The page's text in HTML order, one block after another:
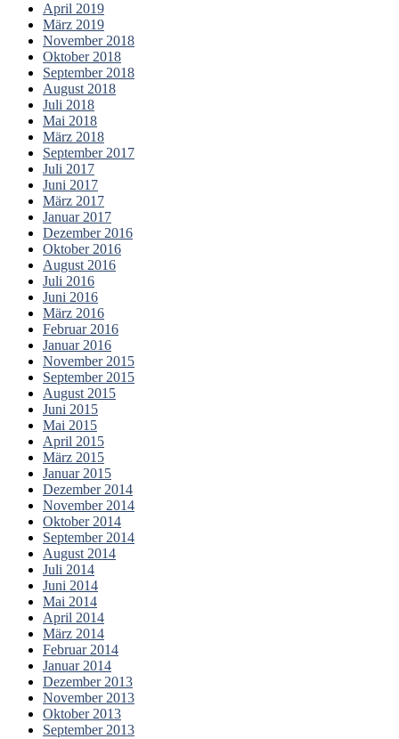
April 2019
März 2019
November 2018
Oktober 2018
September 2018
August 2018
Juli 2018
Mai 2018
März 2018
September 2017
Juli 2017
Juni 2017
März 2017
Januar 2017
Dezember 2016
Oktober 2016
August 2016
Juli 2016
Juni 2016
März 2016
Februar 2016
Januar 2016
November 2015
September 2015
August 2015
Juni 2015
Mai 2015
April 2015
März 2015
Januar 2015
Dezember 2014
November 2014
Oktober 2014
September 2014
August 2014
Juli 2014
Juni 2014
Mai 2014
April 2014
März 2014
Februar 2014
Januar 2014
Dezember 2013
November 2013
Oktober 2013
September 2013